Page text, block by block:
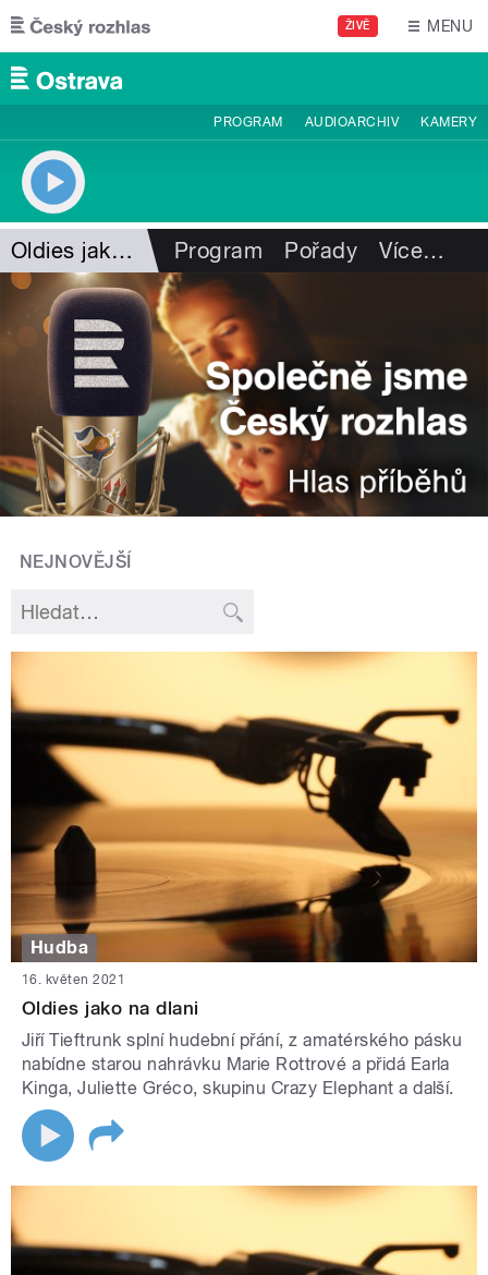
Přejít k hlavnímu obsahu
ŽIVĚ MENU
PROGRAM AUDIOARCHIV KAMERY
Oldies jako na dlani Program Pořady Více…
NEJNOVĚJŠÍ
Hudba
16. květen 2021
Oldies jako na dlani
Jiří Tieftrunk splní hudební přání, z amatérského pásku
nabídne starou nahrávku Marie Rottrové a přidá Earla
Kinga, Juliette Gréco, skupinu Crazy Elephant a další.